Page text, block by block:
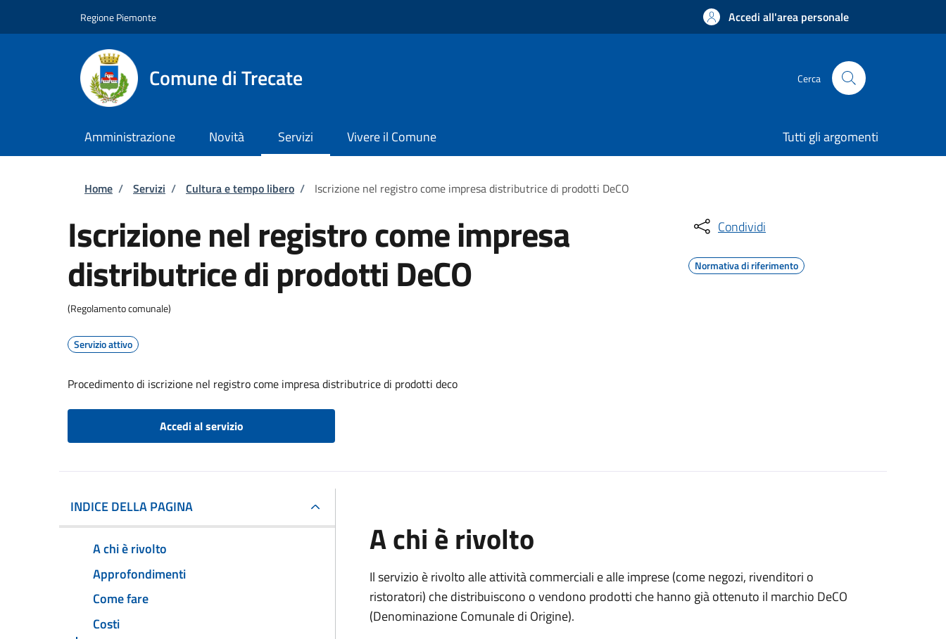
Regione Piemonte Accedi all'area personale
Comune di Trecate Cerca
Amministrazione Novità Servizi Vivere il Comune Tutti gli argomenti
Briciole di pane
Home / Servizi / Cultura e tempo libero / Iscrizione nel registro come impresa distributrice di prodotti DeCO
Iscrizione nel registro come impresa
distributrice di prodotti DeCO
(Regolamento comunale)
Servizio attivo
Procedimento di iscrizione nel registro come impresa distributrice di prodotti deco
Accedi al servizio
Condividi
Normativa di riferimento
INDICE DELLA PAGINA
A chi è rivolto
Approfondimenti
Come fare
Costi
A chi è rivolto
Il servizio è rivolto alle attività commerciali e alle imprese (come negozi, rivenditori o
ristoratori) che distribuiscono o vendono prodotti che hanno già ottenuto il marchio DeCO
(Denominazione Comunale di Origine).